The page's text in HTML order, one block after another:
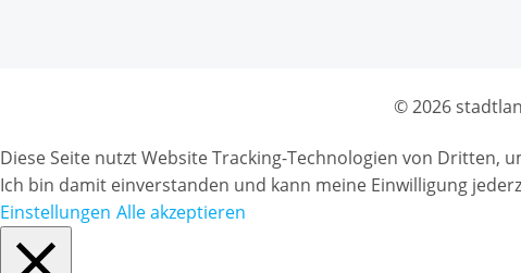
© 2026
Diese Seite nutzt Website Tracking-Technologien von Dritten,
Ich bin damit einverstanden und kann meine Einwilligung
Einstellungen Alle akzeptieren